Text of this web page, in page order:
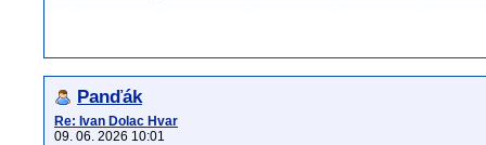
Panďák
Re: Ivan Dolac Hvar
09. 06. 2026 10:01